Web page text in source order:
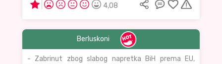
4,08
Berluskoni
- Zabrinut zbog slabog napretka BiH prema EU,